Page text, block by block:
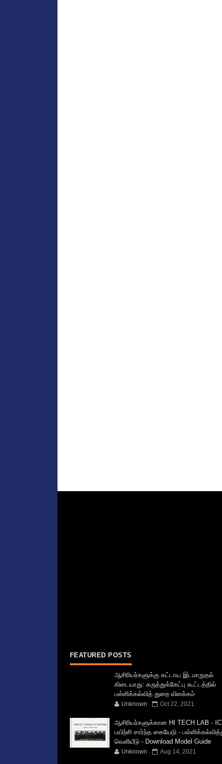
FEATURED POSTS
ஆசிரியர்களுக்கு கட்டாய இடமாறுதல்
கிடையாது: கருத்துக்கேட்பு கூட்டத்தில்
பள்ளிக்கல்வித் துறை விளக்கம்
Unknown Oct 22, 2021
ஆசிரியர்களுக்கான HI TECH LAB -
பயிற்சி சார்ந்த கையேடு -
வெளியீடு - Download Model Guide
Unknown Aug 14, 2021